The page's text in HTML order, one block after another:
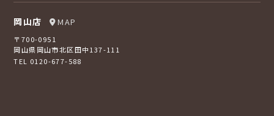
岡山店 MAP
〒700-0951
岡山県岡山市北区田中137-111
TEL 0120-677-588